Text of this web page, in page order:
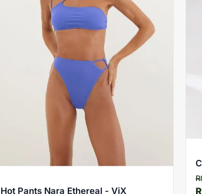
Hot Pants Nara Ethereal - ViX